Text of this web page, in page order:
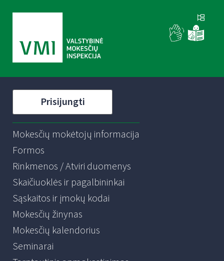
Prisijungti
Mokesčių mokėtojų informacija
Formos
Rinkmenos / Atviri duomenys
Skaičiuoklės ir pagalbininkai
Sąskaitos ir įmokų kodai
Mokesčių žinynas
Mokesčių kalendorius
Seminarai